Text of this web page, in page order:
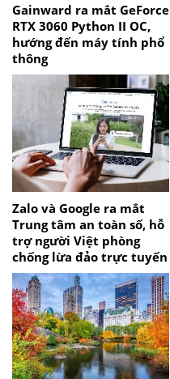
Gainward ra mắt GeForce
RTX 3060 Python II OC,
hướng đến máy tính phổ
thông
Zalo và Google ra mắt
Trung tâm an toàn số, hỗ
trợ người Việt phòng
chống lừa đảo trực tuyến